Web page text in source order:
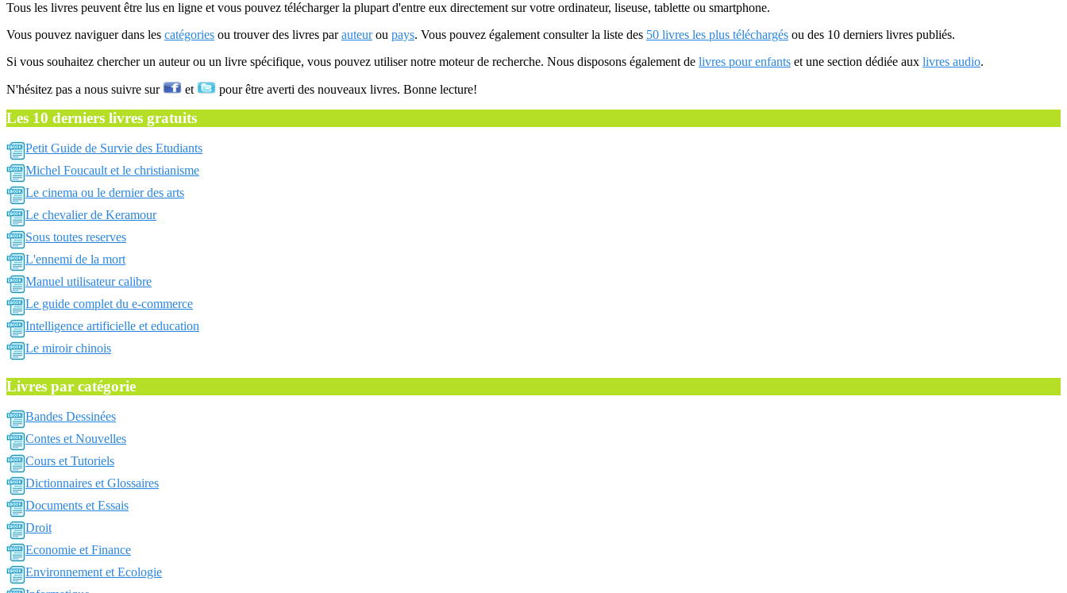
Tous les livres peuvent être lus en ligne et vous pouvez télécharger la plupart d'entre eux directement sur votre ordinateur, liseuse, tablette ou smartphone.
Vous pouvez naviguer dans les catégories ou trouver des livres parauteurou pays. Vous pouvez également consulter la liste des 50 livres les plus téléchargés ou des 10 derniers livres publiés.
Si vous souhaitez chercher un auteur ou un livre spécifique, vous pouvez utiliser notre moteur de recherche. Nous disposons également de livres pour enfants et une section dédiée aux livres audio.
N'hésitez pas a nous suivre sur et pour être averti des nouveaux livres. Bonne lecture!
Les 10 derniers livres gratuits
Petit Guide de Survie des Etudiants
Michel Foucault et le christianisme
Le cinema ou le dernier des arts
Le chevalier de Keramour
Sous toutes reserves
L'ennemi de la mort
Manuel utilisateur calibre
Le guide complet du e-commerce
Intelligence artificielle et education
Le miroir chinois
Livres par catégorie
Bandes Dessinées
Contes et Nouvelles
Cours et Tutoriels
Dictionnaires et Glossaires
Documents et Essais
Droit
Economie et Finance
Environnement et Ecologie